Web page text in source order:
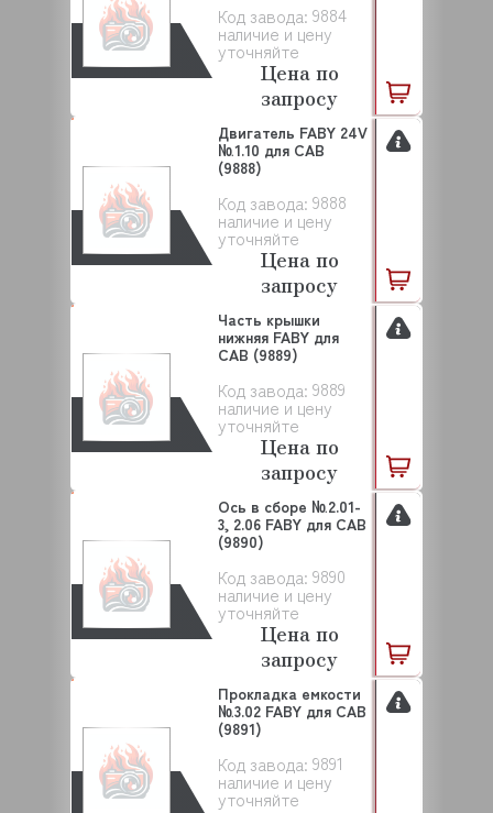
Код завода: 9884
наличие и цену
уточняйте
Цена по
запросу
Код завода: 9888
наличие и цену
уточняйте
Двигатель FABY 24V
№1.10 для САВ
(9888)
Цена по
запросу
Код завода: 9889
наличие и цену
уточняйте
Часть крышки
нижняя FABY для
САВ (9889)
Цена по
запросу
Код завода: 9890
наличие и цену
уточняйте
Ось в сборе №2.01-
3, 2.06 FABY для САВ
(9890)
Цена по
запросу
Код завода: 9891
наличие и цену
уточняйте
Прокладка емкости
№3.02 FABY для CAB
(9891)